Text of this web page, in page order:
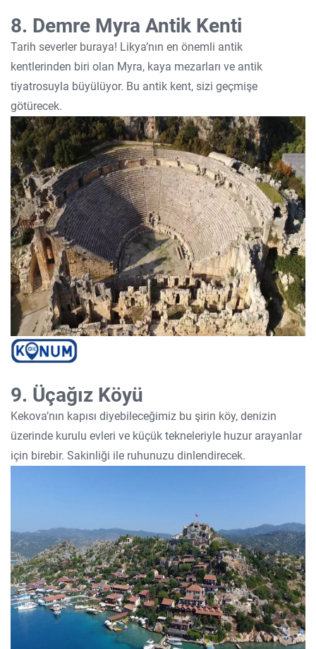
8. Demre Myra Antik Kenti
Tarih severler buraya! Likya’nın en önemli antik
kentlerinden biri olan Myra, kaya mezarları ve antik
tiyatrosuyla büyülüyor. Bu antik kent, sizi geçmişe
götürecek.
9. Üçağız Köyü
Kekova’nın kapısı diyebileceğimiz bu şirin köy, denizin
üzerinde kurulu evleri ve küçük tekneleriyle huzur arayanlar
için birebir. Sakinliği ile ruhunuzu dinlendirecek.